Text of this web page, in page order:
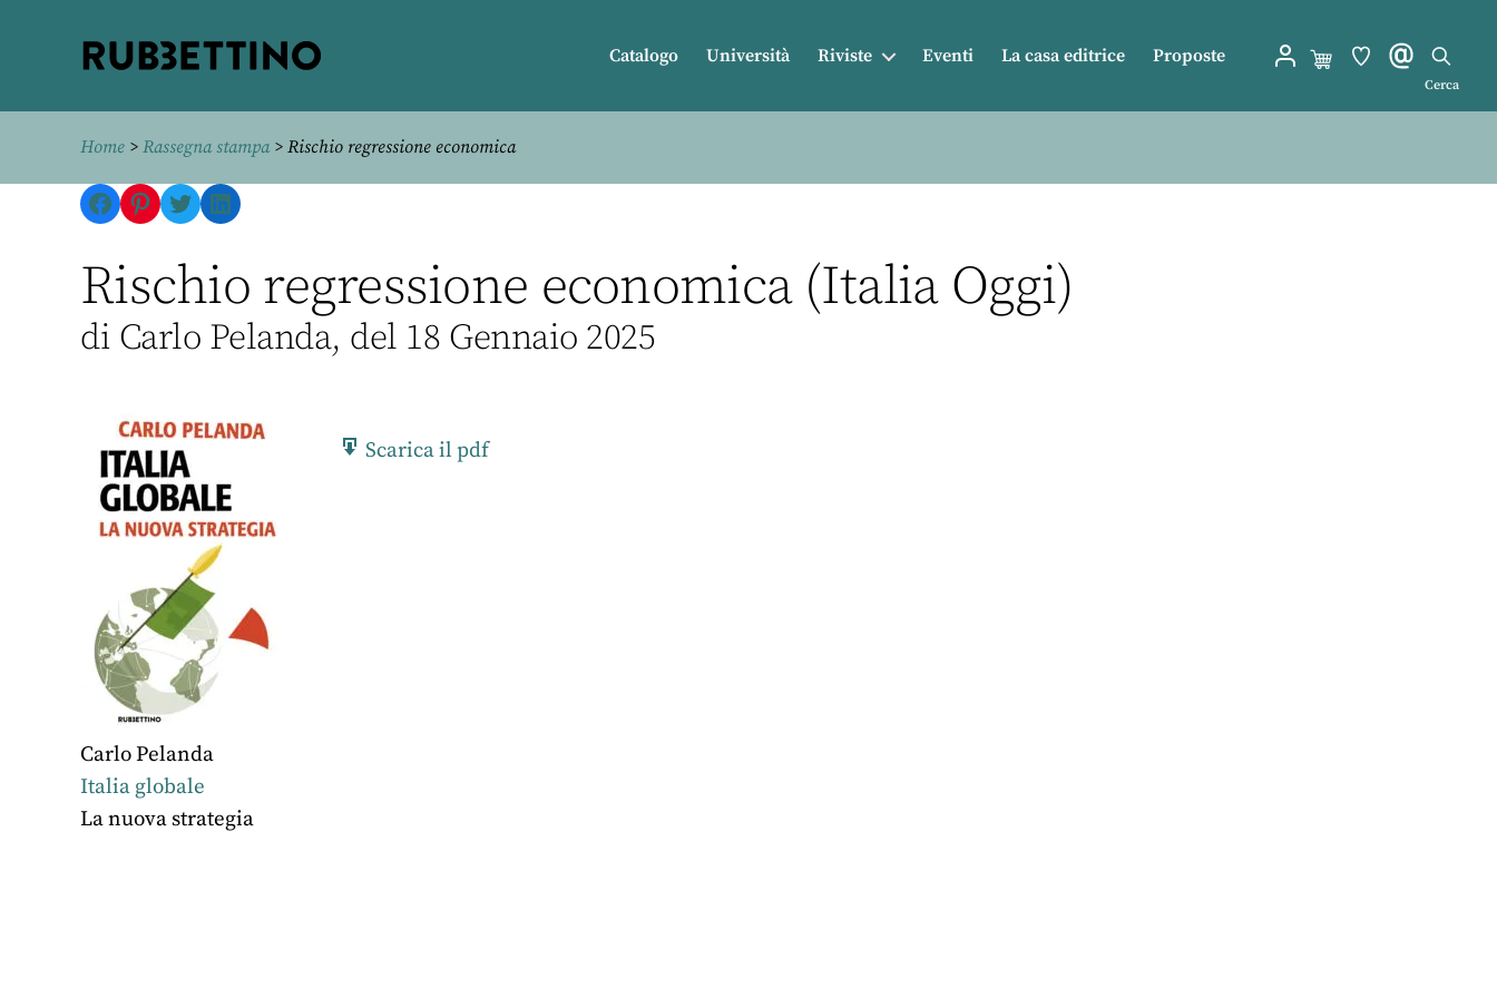
Catalogo Università Riviste Eventi La casa editrice Proposte
Cerca
Home > Rassegna stampa> Rischio regressione economica
Facebook
Pinterest
TwitterLinkedIn
Rischio regressione economica (Italia Oggi)
di Carlo Pelanda, del 18 Gennaio 2025
Carlo Pelanda
Italia globale
La nuova strategia
Scarica il pdf